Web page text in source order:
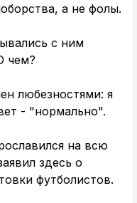
а не фолы.
с ним
чем?
любезностями: я
- "нормально".
на всю
здесь о
футболистов.